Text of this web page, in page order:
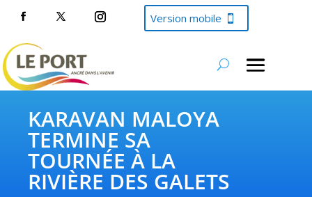
Version mobile
KARAVAN MALOYA
TERMINE SA
TOURNÉE À LA
RIVIÈRE DES GALETS